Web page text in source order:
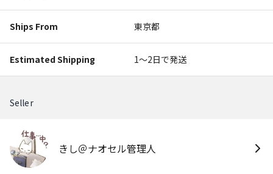
Ships From 東京都
Estimated Shipping 1〜2日で発送
Seller
きし＠ナオセル管理人